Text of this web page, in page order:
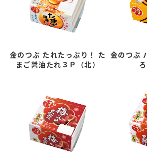
金のつぶ たれたっぷり！ た
まご醤油たれ３Ｐ（北）
金のつぶ